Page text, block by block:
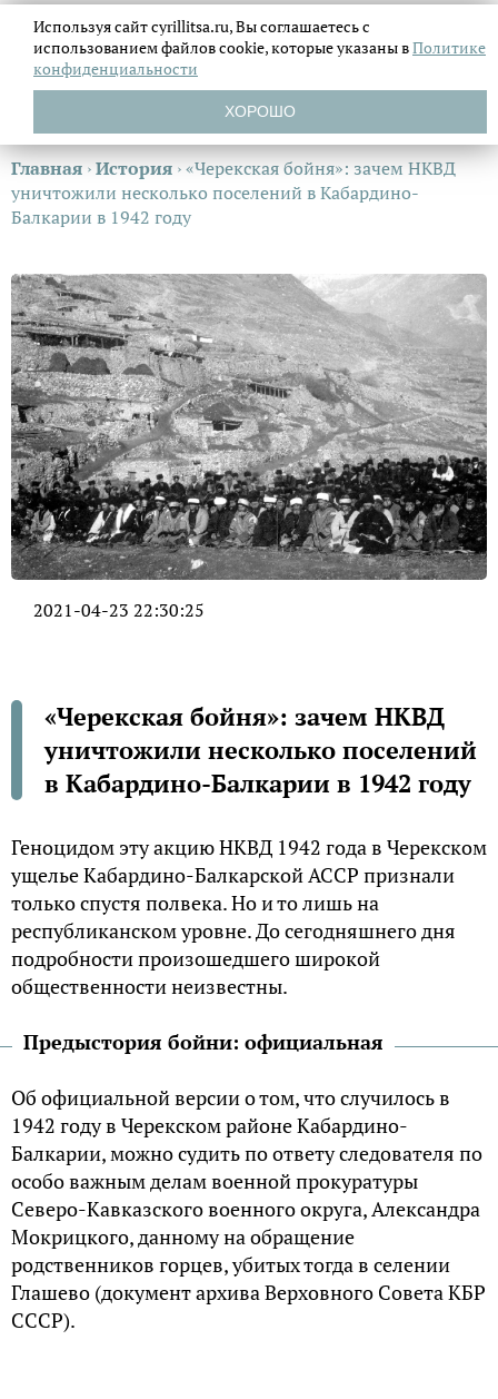
Главная ›История ›«Черекская бойня»: зачем НКВД
уничтожили несколько поселений в Кабардино-
Балкарии в 1942 году
2021-04-23 22:30:25
«Черекская бойня»: зачем НКВД
уничтожили несколько поселений
в Кабардино-Балкарии в 1942 году
Геноцидом эту акцию НКВД 1942 года в Черекском
ущелье Кабардино-Балкарской АССР признали
только спустя полвека. Но и то лишь на
республиканском уровне. До сегодняшнего дня
подробности произошедшего широкой
общественности неизвестны.
Предыстория бойни: официальная
Об официальной версии о том, что случилось в
1942 году в Черекском районе Кабардино-
Балкарии, можно судить по ответу следователя по
особо важным делам военной прокуратуры
Северо-Кавказского военного округа, Александра
Мокрицкого, данному на обращение
родственников горцев, убитых тогда в селении
Глашево (документ архива Верховного Совета КБР
СССР).
Используя сайт cyrillitsa.ru, Вы соглашаетесь с
использованием файловcookie, которые указаны вПолитике
конфиденциальности
ХОРОШО